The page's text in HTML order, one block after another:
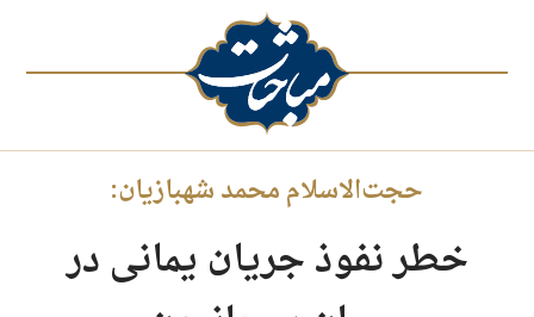
حجت‌الاسلام محمد شهبازیان:
خطر نفوذ جریان یمانی در